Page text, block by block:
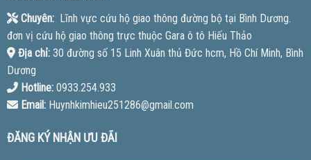
Chuyên:Lĩnh vực cứu hộ giao thông đường bộ tại Bình Dương.
đơn vị cứu hộ giao thông trực thuộc Gara ô tô Hiếu Thảo
Địa chỉ:30 đường số 15 Linh Xuân thủ Đức hcm, Hồ Chí Minh, Bình
Dương
Hotline:0933.254.933
Email:Huynhkimhieu251286@gmail.com
ĐĂNG KÝ NHẬN ƯU ĐÃI